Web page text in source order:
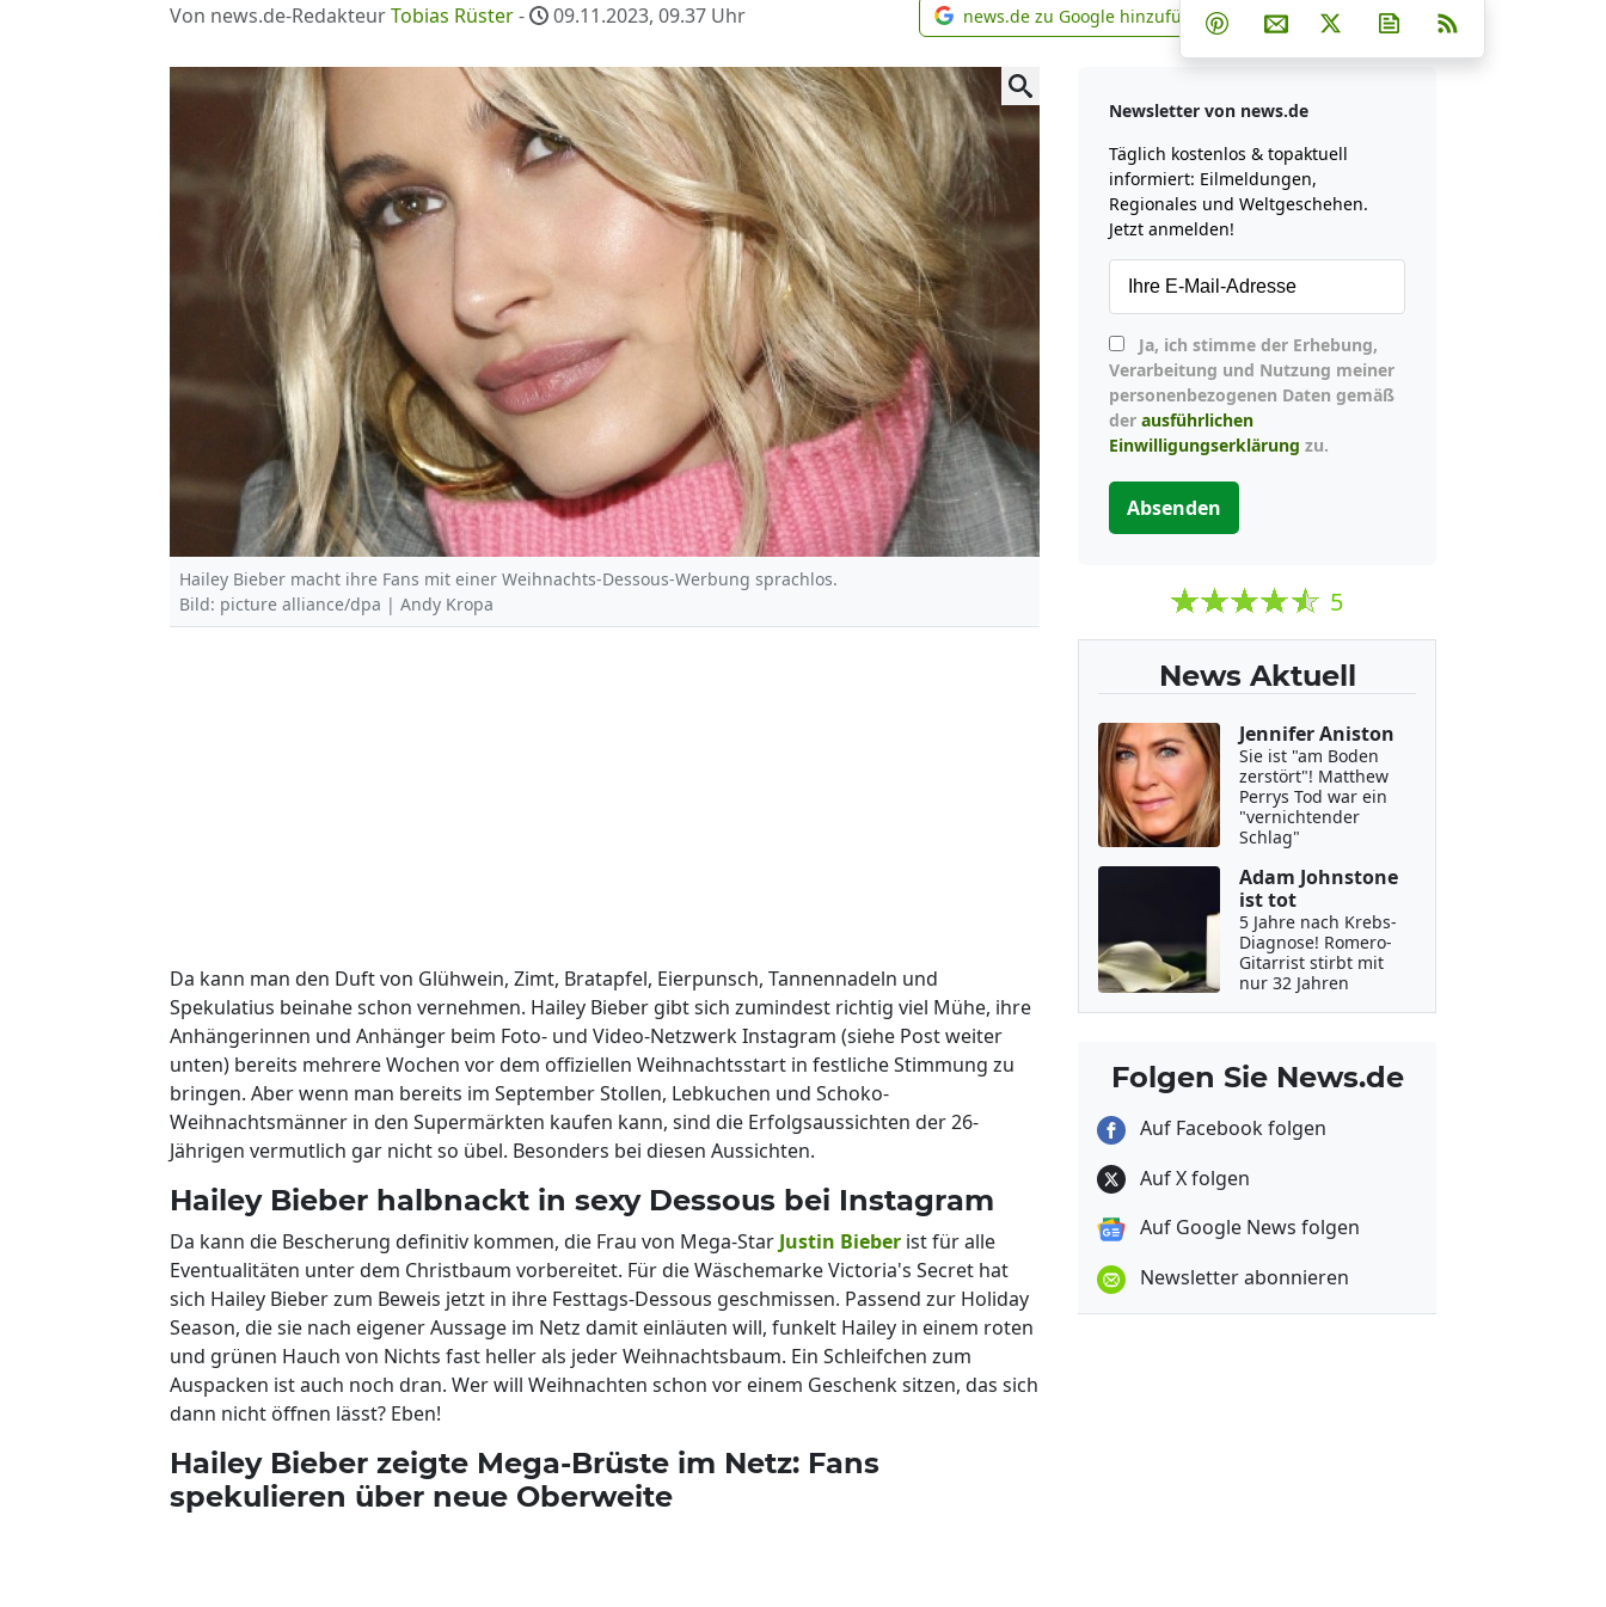
Von news.de-RedakteurTobias Rüster- 09.11.2023, 09.37 Uhr news.de zu Google hinzufügen
news.de zu Google hinzufügen Teilen auf Facebook
Teilen auf Whatsapp
Teilen auf Telegram
Teilen auf Pinterest
Per E-Mail teilen
Post auf XNewsletter
Hailey Bieber macht ihre Fans mit einer Weihnachts-Dessous-Werbung sprachlos.
Bild: picture alliance/dpa | Andy Kropa
Da kann man den Duft von Glühwein, Zimt, Bratapfel, Eierpunsch, Tannennadeln und
Spekulatius beinahe schon vernehmen. Hailey Bieber gibt sich zumindest richtig viel Mühe, ihre
Anhängerinnen und Anhänger beim Foto- und Video-Netzwerk Instagram (siehe Post weiter
unten) bereits mehrere Wochen vor dem offiziellen Weihnachtsstart in festliche Stimmung zu
bringen. Aber wenn man bereits im September Stollen, Lebkuchen und Schoko-
Weihnachtsmänner in den Supermärkten kaufen kann, sind die Erfolgsaussichten der 26-
Jährigen vermutlich gar nicht so übel. Besonders bei diesen Aussichten.
Hailey Bieber halbnackt in sexy Dessous bei Instagram
Da kann die Bescherung definitiv kommen, die Frau von Mega-Star Justin Bieber ist für alle
Eventualitäten unter dem Christbaum vorbereitet. Für die Wäschemarke Victoria's Secret hat
sich Hailey Bieber zum Beweis jetzt in ihre Festtags-Dessous geschmissen. Passend zur Holiday
Season, die sie nach eigener Aussage im Netz damit einläuten will, funkelt Hailey in einem roten
und grünen Hauch von Nichts fast heller als jeder Weihnachtsbaum. Ein Schleifchen zum
Auspacken ist auch noch dran. Wer will Weihnachten schon vor einem Geschenk sitzen, das sich
dann nicht öffnen lässt? Eben!
Hailey Bieber zeigte Mega-Brüste im Netz: Fans
spekulieren über neue Oberweite
Newsletter von news.de
Täglich kostenlos & topaktuell
informiert: Eilmeldungen,
Regionales und Weltgeschehen.
Jetzt anmelden!
Verarbeitung und Nutzung meiner
personenbezogenen Daten gemäß
der ausführlichen
Einwilligungserklärung zu.
Absenden
5
News Aktuell
Jennifer Aniston
Sie ist "am Boden
zerstört"! Matthew
Perrys Tod war ein
"vernichtender
Schlag"
Adam Johnstone
ist tot
5 Jahre nach Krebs-
Diagnose! Romero-
Gitarrist stirbt mit
nur 32 Jahren
Folgen Sie News.de
Auf Facebook folgen
Auf X folgen
Auf Google News folgen
Newsletter abonnieren